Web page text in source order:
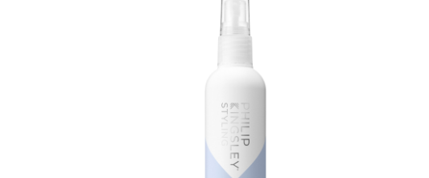
Erikoistarjous
Sponsoriltamme